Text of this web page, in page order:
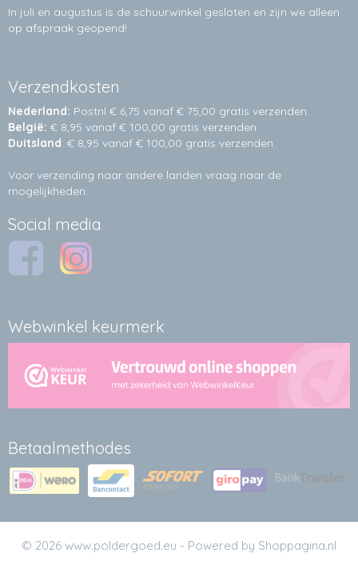
In juli en augustus is de schuurwinkel gesloten en zijn we alleen
op afspraak geopend!
Verzendkosten
Nederland: Postnl € 6,75 vanaf € 75,00 gratis verzenden.
België: € 8,95 vanaf € 100,00 gratis verzenden.
Duitsland: € 8,95 vanaf € 100,00 gratis verzenden.
Voor verzending naar andere landen vraag naar de
mogelijkheden.
Social media
Webwinkel keurmerk
Betaalmethodes
© 2026 www.poldergoed.eu - Powered by Shoppagina.nl